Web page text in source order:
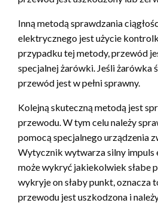
Inną metodą sprawdzania
elektrycznego jest użycie
przypadku tej metody, przewód
specjalnej żarówki. Jeśli żarówka
przewód jest w pełni sprawny.
Kolejną skuteczną metodą jest
przewodu. W tym celu należy
pomocą specjalnego urządzenia
Wytycznik wytwarza silny
może wykryć jakiekolwiek słabe
wykryje on słaby punkt, oznacza
przewodu jest uszkodzona i